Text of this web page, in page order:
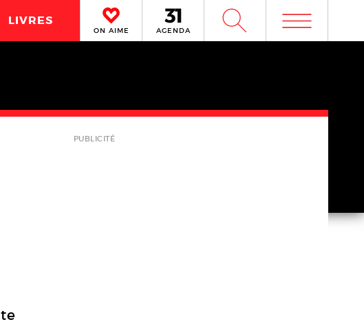
LIVRES
ON AIME AGENDA W m
PUBLICITÉ